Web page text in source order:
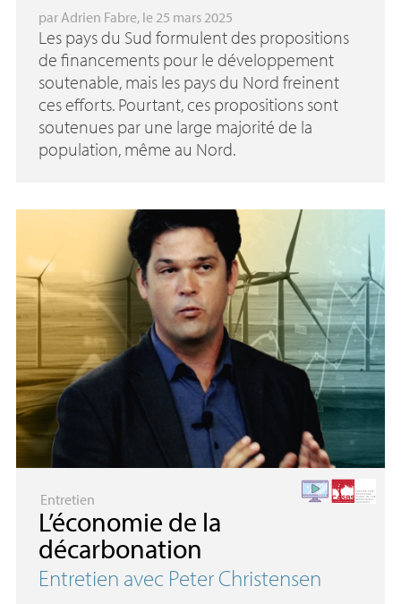
parAdrien Fabre, le 25 mars 2025
Les pays du Sud formulent des propositions
de financements pour le développement
soutenable, mais les pays du Nord freinent
ces efforts. Pourtant, ces propositions sont
soutenues par une large majorité de la
population, même au Nord.
Entretien
L’économie de la
décarbonation
Entretien avec Peter Christensen